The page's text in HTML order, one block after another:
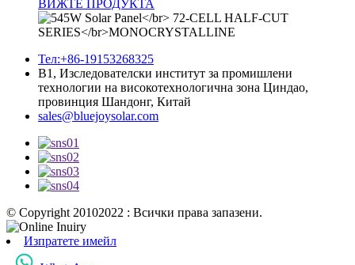
ВИЖТЕ ПРОДУКТА
Тел:+86-19153268325
B1, Изследователски институт за промишлени
технологии на високотехнологична зона Циндао,
провинция Шандонг, Китай
sales@bluejoysolar.com
© Copyright 20102022 : Всички права запазени.
Изпратете имейл